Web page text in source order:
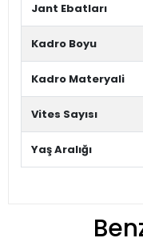
Jant Ebatları
Kadro Boyu
Kadro Materyali
Vites Sayısı
Yaş Aralığı